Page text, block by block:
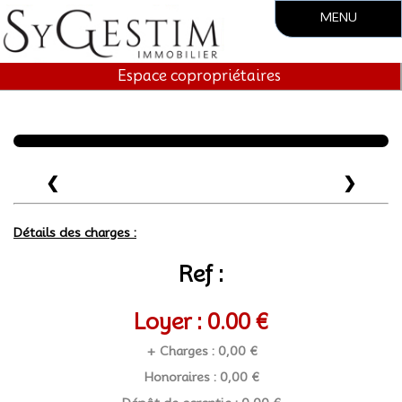
Espace copropriétaires
MENU
Location
❮ ❯
Détails des charges :
Ref :
Loyer : 0.00 €
+ Charges : 0,00 €
Honoraires : 0,00 €